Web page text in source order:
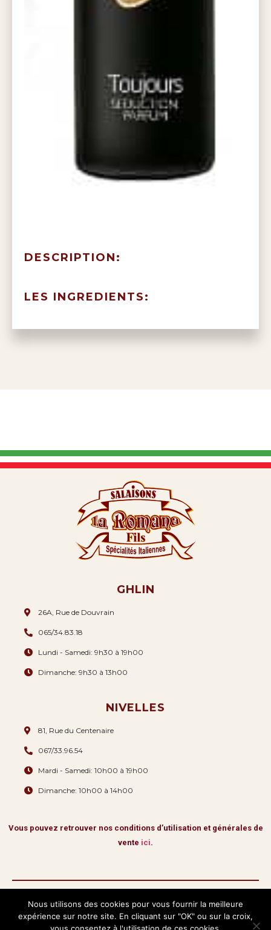
DESCRIPTION:
LES INGREDIENTS:
GHLIN
26A, Rue de Douvrain
065/34.83.18
Lundi - Samedi: 9h30 à 19h00
Dimanche: 9h30 à 13h00
NIVELLES
81, Rue du Centenaire
067/33.96.54
Mardi - Samedi: 10h00 à 19h00
Dimanche: 10h00 à 14h00
Vous pouvez retrouver nos conditions d’utilisation et générales de
vente ici.
Copyright © 2026 La Romana & Fils.
Tous droits réservés
Nous utilisons des cookies pour vous fournir la meilleure
expérience sur notre site. En cliquant sur "OK" ou sur la croix,